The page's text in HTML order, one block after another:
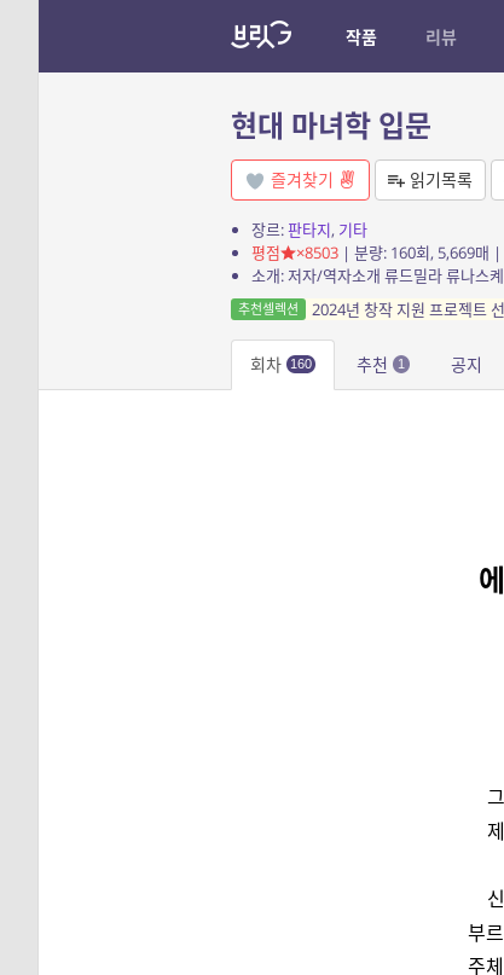
작품 리뷰
현대 마녀학 입문
즐겨찾기 읽기목록
장르:판타지, 기타
평점
×8503| 분량: 160회, 5,669매 |
추천셀렉션 2024년 창작 지원 프로젝트
회차 160 추천 1 공지
부
주